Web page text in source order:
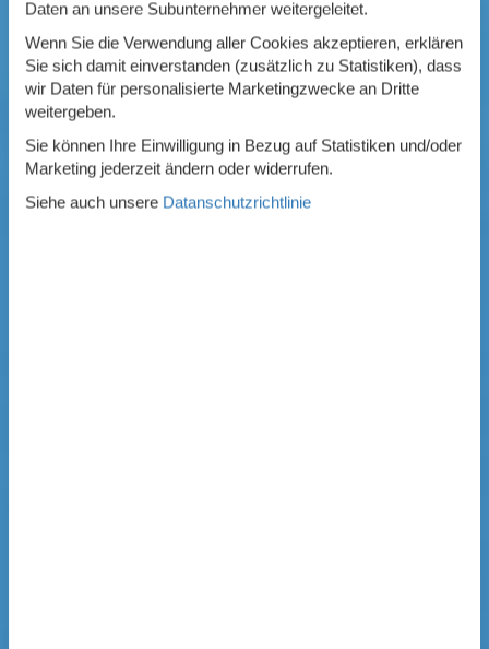
Daten an unsere Subunternehmer weitergeleitet.
Wenn Sie die Verwendung aller Cookies akzeptieren, erklären
Sie sich damit einverstanden (zusätzlich zu Statistiken), dass
wir Daten für personalisierte Marketingzwecke an Dritte
weitergeben.
Sie können Ihre Einwilligung in Bezug auf Statistiken und/oder
Marketing jederzeit ändern oder widerrufen.
Siehe auch unsere Datanschutzrichtlinie